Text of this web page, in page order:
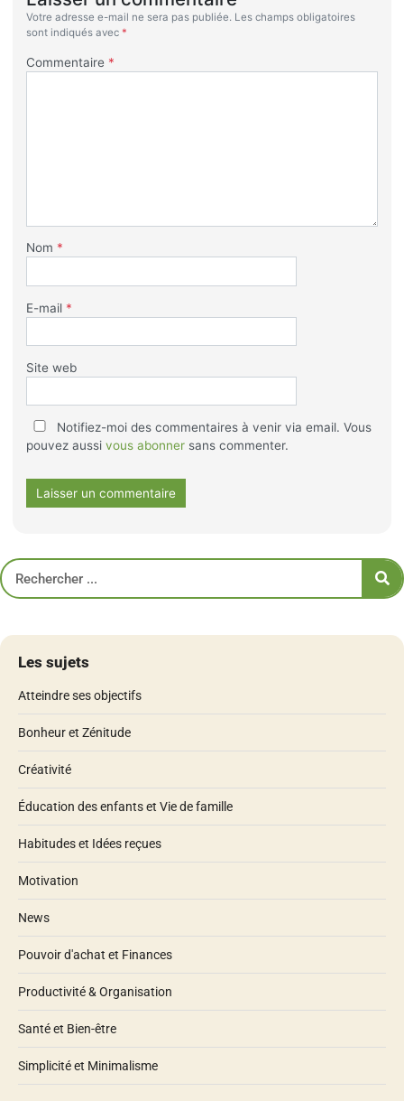
Votre adresse e-mail ne sera pas publiée. Les champs obligatoires
sont indiqués avec *
Commentaire *
Nom *
E-mail *
Site web
Notifiez-moi des commentaires à venir via email. Vous
pouvez aussi vous abonnersans commenter.
Les sujets
Atteindre ses objectifs
Bonheur et Zénitude
Créativité
Éducation des enfants et Vie de famille
Habitudes et Idées reçues
Motivation
News
Pouvoir d'achat et Finances
Productivité & Organisation
Santé et Bien-être
Simplicité et Minimalisme